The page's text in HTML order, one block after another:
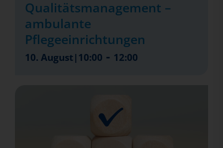
Qualitätsmanagement –
ambulante
Pflegeeinrichtungen
10. August|10:00 - 12:00